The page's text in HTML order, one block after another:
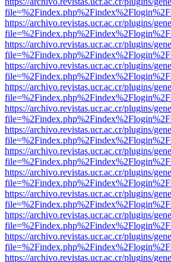
https://archivo.revistas.ucr.ac.cr/plugins/
https://archivo.revistas.ucr.ac.cr/plugins/
https://archivo.revistas.ucr.ac.cr/plugins/
https://archivo.revistas.ucr.ac.cr/plugins/
https://archivo.revistas.ucr.ac.cr/plugins/
https://archivo.revistas.ucr.ac.cr/plugins/
https://archivo.revistas.ucr.ac.cr/plugins/
https://archivo.revistas.ucr.ac.cr/plugins/
https://archivo.revistas.ucr.ac.cr/plugins/
https://archivo.revistas.ucr.ac.cr/plugins/
https://archivo.revistas.ucr.ac.cr/plugins/
https://archivo.revistas.ucr.ac.cr/plugins/